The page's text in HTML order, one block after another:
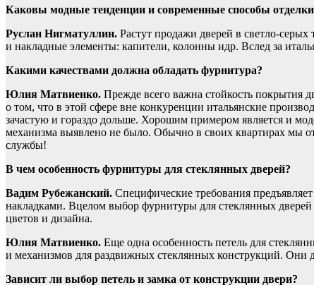
Каковы модные тенденции и современные способы
Руслан Нигматуллин. Растут продажи дверей в светло-
и накладные элементы: капители, колонны идр. Вслед за
Какими качествами должна обладать фурнитура?
Юлия Матвиенко. Прежде всего важна стойкость покрытия
о том, что в этой сфере вне конкуренции итальянские
зачастую и гораздо дольше. Хорошим примером является и
механизма выявлено не было. Обычно в своих квартирах мы
службы!
В чем особенность фурнитуры для стеклянных дверей?
Вадим Рубежанский. Специфические требования
накладками. Вцелом выбор фурнитуры для стеклянных
цветов и дизайна.
Юлия Матвиенко. Еще одна особенность петель для
и механизмов для раздвижных стеклянных конструкций. Они
Зависит ли выбор петель и замка от конструкции двери?